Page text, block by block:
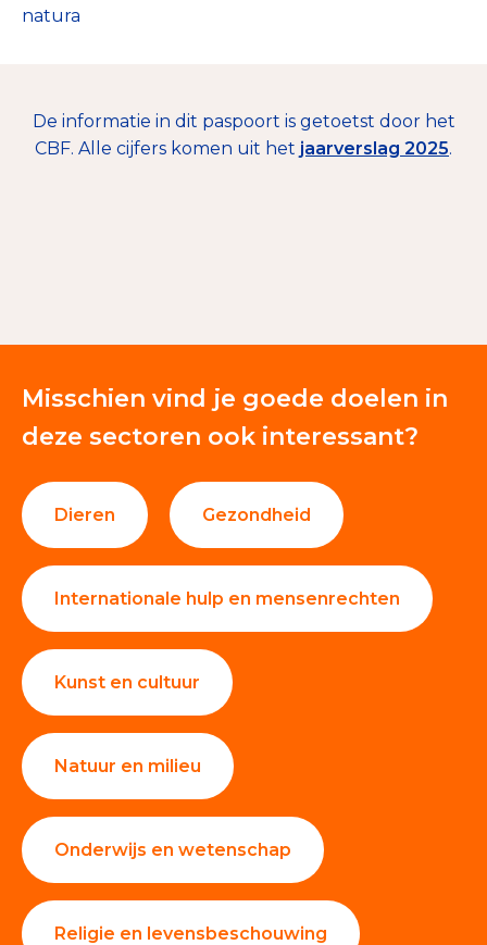
natura
De informatie in dit paspoort is getoetst door het
CBF. Alle cijfers komen uit het jaarverslag 2025.
Misschien vind je goede doelen in
deze sectoren ook interessant?
Dieren Gezondheid
Internationale hulp en mensenrechten
Kunst en cultuur
Natuur en milieu
Onderwijs en wetenschap
Religie en levensbeschouwing